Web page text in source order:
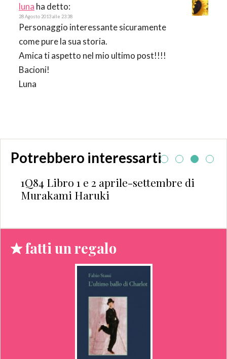
luna ha detto:
28 Agosto 2013 alle 23:38
Personaggio interessante sicuramente
come pure la sua storia.
Amica ti aspetto nel mio ultimo post!!!!
Bacioni!
Luna
Potrebbero interessarti
1Q84 Libro 1 e 2 aprile-settembre di
Murakami Haruki
fatti un regalo